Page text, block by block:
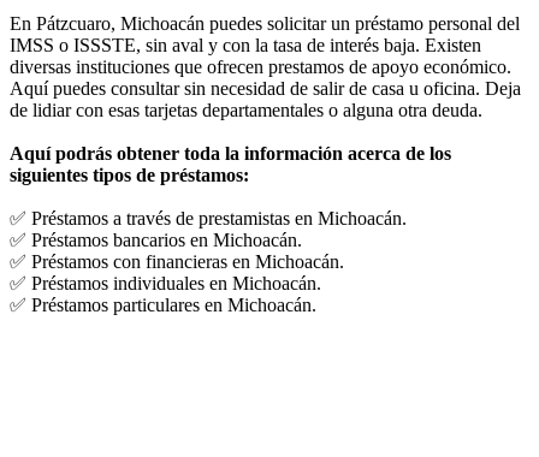
En Pátzcuaro, Michoacán puedes solicitar un préstamo personal del
IMSS o ISSSTE, sin aval y con la tasa de interés baja. Existen
diversas instituciones que ofrecen prestamos de apoyo económico.
Aquí puedes consultar sin necesidad de salir de casa u oficina. Deja
de lidiar con esas tarjetas departamentales o alguna otra deuda.
Aquí podrás obtener toda la información acerca de los
siguientes tipos de préstamos:
✅ Préstamos a través de prestamistas en Michoacán.
✅ Préstamos bancarios en Michoacán.
✅ Préstamos con financieras en Michoacán.
✅ Préstamos individuales en Michoacán.
✅ Préstamos particulares en Michoacán.